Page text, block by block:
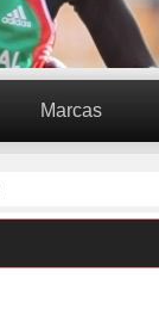
Marcas